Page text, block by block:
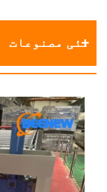
نئی مصنوعات